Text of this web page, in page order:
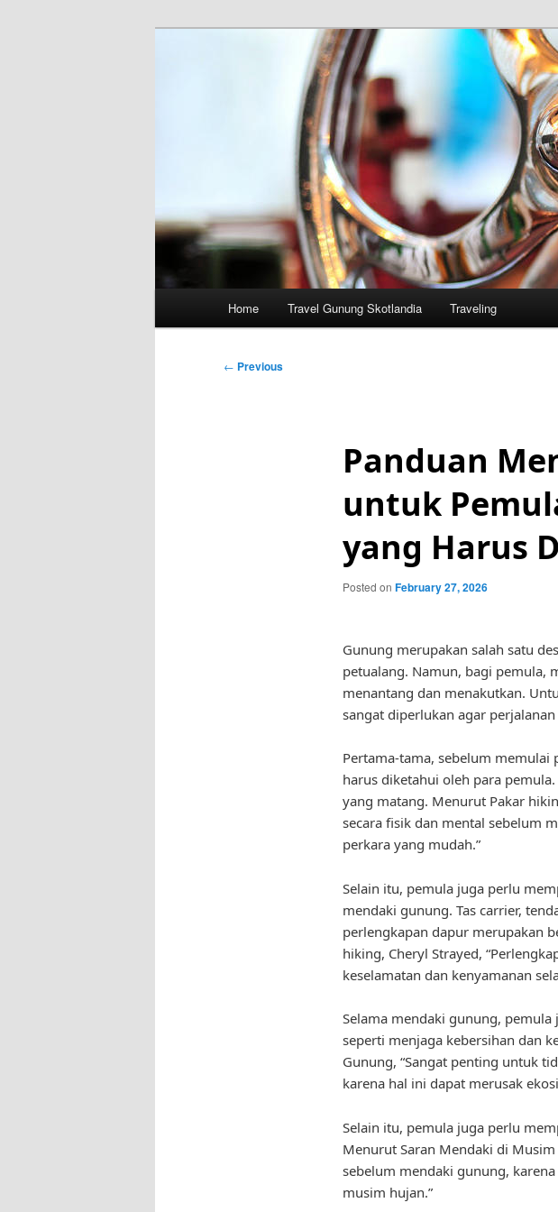
Home Travel Gunung Skotlandia Traveling
Post
← Previous
Panduan
untuk
yang Harus
Posted on February 27, 2026
Gunung merupakan salah satu
petualang. Namun, bagi pemula,
menantang dan menakutkan.
sangat diperlukan agar
Pertama-tama, sebelum memulai
harus diketahui oleh para
yang matang. Menurut Pakar
secara fisik dan mental sebelum
perkara yang mudah.”
Selain itu, pemula juga perlu
mendaki gunung. Tas carrier,
perlengkapan dapur merupakan
hiking, Cheryl Strayed,
keselamatan dan kenyamanan
Selama mendaki gunung,
seperti menjaga kebersihan dan
Gunung, “Sangat penting untuk
karena hal ini dapat merusak
Selain itu, pemula juga perlu
Menurut Saran Mendaki di
sebelum mendaki gunung,
musim hujan.”